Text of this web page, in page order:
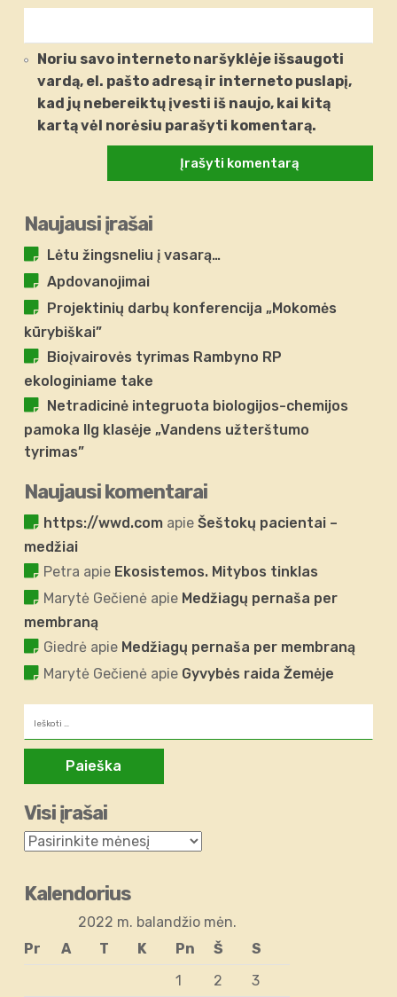
Noriu savo interneto naršyklėje išsaugoti
vardą, el. pašto adresą ir interneto puslapį,
kad jų nebereiktų įvesti iš naujo, kai kitą
kartą vėl norėsiu parašyti komentarą.
Naujausi įrašai
Lėtu žingsneliu į vasarą…
Apdovanojimai
Projektinių darbų konferencija „Mokomės
kūrybiškai”
Bioįvairovės tyrimas Rambyno RP
ekologiniame take
Netradicinė integruota biologijos-chemijos
pamoka IIg klasėje „Vandens užterštumo
tyrimas”
Naujausi komentarai
https://wwd.com apieŠeštokų pacientai –
medžiai
Petra apie Ekosistemos. Mitybos tinklas
Marytė Gečienė apie Medžiagų pernaša per
membraną
Giedrė apie Medžiagų pernaša per membraną
Marytė Gečienė apie Gyvybės raida Žemėje
Visi įrašai
Kalendorius
2022 m. balandžio mėn.
Pr
A T K Pn Š
S
1
2 3